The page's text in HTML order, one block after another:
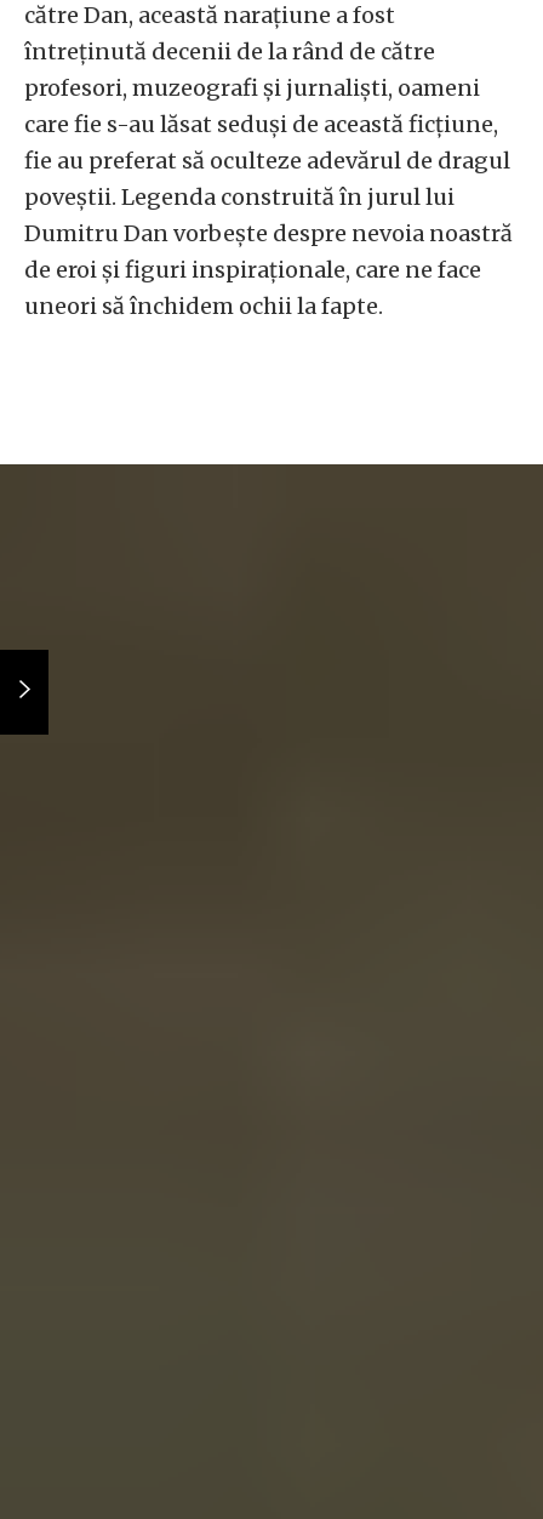
către Dan, această narațiune a fost
întreținută decenii de la rând de către
profesori, muzeografi și jurnaliști, oameni
care fie s-au lăsat seduși de această ficțiune,
fie au preferat să oculteze adevărul de dragul
poveștii. Legenda construită în jurul lui
Dumitru Dan vorbește despre nevoia noastră
de eroi și figuri inspiraționale, care ne face
uneori să închidem ochii la fapte.